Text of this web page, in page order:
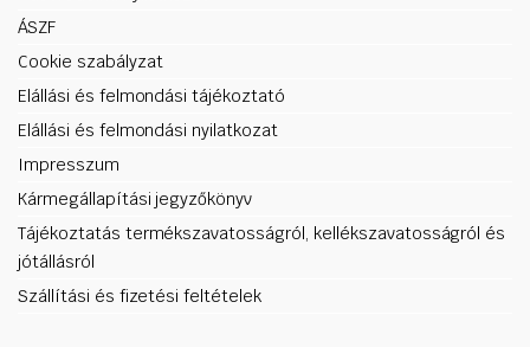
ÁSZF
Cookie szabályzat
Elállási és felmondási tájékoztató
Elállási és felmondási nyilatkozat
Impresszum
Kármegállapítási jegyzőkönyv
Tájékoztatás termékszavatosságról, kellékszavatosságról és
jótállásról
Szállítási és fizetési feltételek